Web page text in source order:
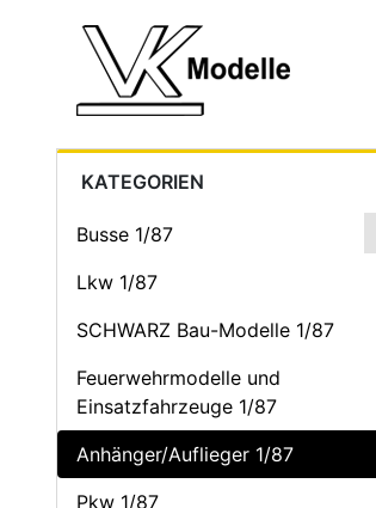
KATEGORIEN
Busse 1/87
Lkw 1/87
SCHWARZ Bau-Modelle 1/87
Feuerwehrmodelle und
Einsatzfahrzeuge 1/87
Anhänger/Auflieger 1/87
Pkw 1/87